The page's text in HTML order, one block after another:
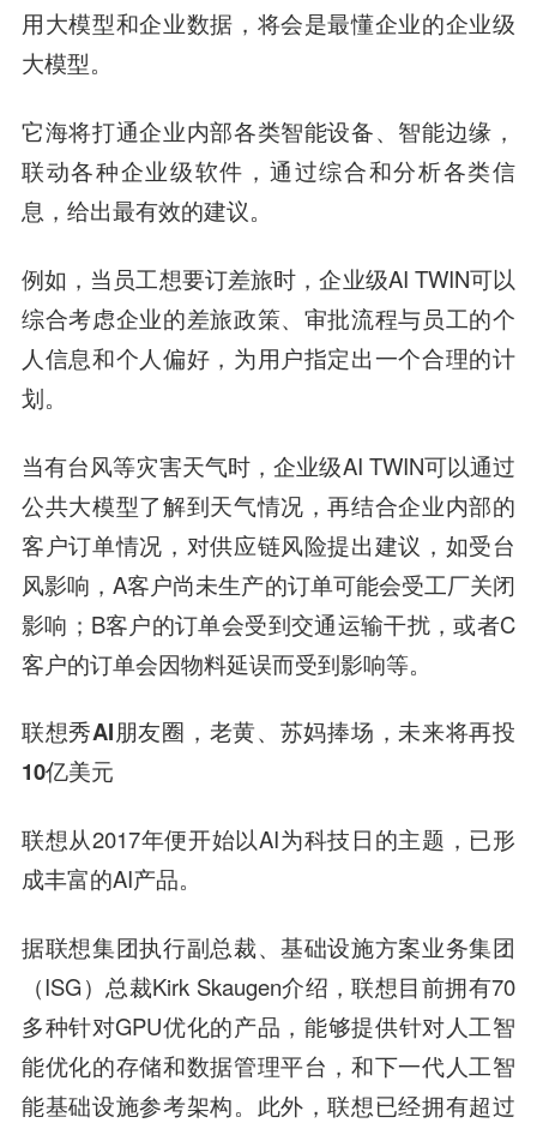
用大模型和企业数据，将会是最懂企业的企业级
大模型。
它海将打通企业内部各类智能设备、智能边缘，
联动各种企业级软件，通过综合和分析各类信
息，给出最有效的建议。
例如，当员工想要订差旅时，企业级AI TWIN可以
综合考虑企业的差旅政策、审批流程与员工的个
人信息和个人偏好，为用户指定出一个合理的计
划。
当有台风等灾害天气时，企业级AI TWIN可以通过
公共大模型了解到天气情况，再结合企业内部的
客户订单情况，对供应链风险提出建议，如受台
风影响，A客户尚未生产的订单可能会受工厂关闭
影响；B客户的订单会受到交通运输干扰，或者C
客户的订单会因物料延误而受到影响等。
联想秀AI朋友圈，老黄、苏妈捧场，未来将再投
10亿美元
联想从2017年便开始以AI为科技日的主题，已形
成丰富的AI产品。
据联想集团执行副总裁、基础设施方案业务集团
（ISG）总裁Kirk Skaugen介绍，联想目前拥有70
多种针对GPU优化的产品，能够提供针对人工智
能优化的存储和数据管理平台，和下一代人工智
能基础设施参考架构。此外，联想已经拥有超过